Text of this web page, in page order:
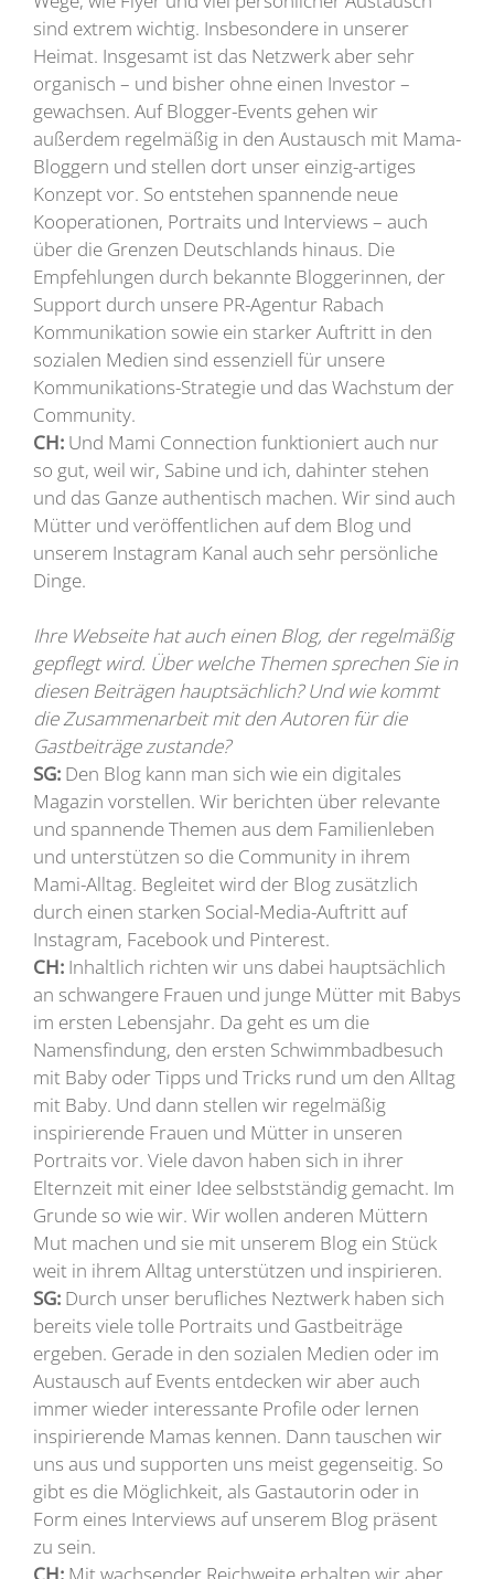
sind extrem wichtig. Insbesondere in unserer
Heimat. Insgesamt ist das Netzwerk aber sehr
organisch – und bisher ohne einen Investor –
gewachsen. Auf Blogger-Events gehen wir
außerdem regelmäßig in den Austausch mit Mama-
Bloggern und stellen dort unser einzig-artiges
Konzept vor. So entstehen spannende neue
Kooperationen, Portraits und Interviews – auch
über die Grenzen Deutschlands hinaus. Die
Empfehlungen durch bekannte Bloggerinnen, der
Support durch unsere PR-Agentur Rabach
Kommunikation sowie ein starker Auftritt in den
sozialen Medien sind essenziell für unsere
Kommunikations-Strategie und das Wachstum der
Community.
CH: Und Mami Connection funktioniert auch nur
so gut, weil wir, Sabine und ich, dahinter stehen
und das Ganze authentisch machen. Wir sind auch
Mütter und veröffentlichen auf dem Blog und
unserem Instagram Kanal auch sehr persönliche
Dinge.
Ihre Webseite hat auch einen Blog, der regelmäßig
gepflegt wird. Über welche Themen sprechen Sie in
diesen Beiträgen hauptsächlich? Und wie kommt
die Zusammenarbeit mit den Autoren für die
Gastbeiträge zustande?
SG: Den Blog kann man sich wie ein digitales
Magazin vorstellen. Wir berichten über relevante
und spannende Themen aus dem Familienleben
und unterstützen so die Community in ihrem
Mami-Alltag. Begleitet wird der Blog zusätzlich
durch einen starken Social-Media-Auftritt auf
Instagram, Facebook und Pinterest.
CH: Inhaltlich richten wir uns dabei hauptsächlich
an schwangere Frauen und junge Mütter mit Babys
im ersten Lebensjahr. Da geht es um die
Namensfindung, den ersten Schwimmbadbesuch
mit Baby oder Tipps und Tricks rund um den Alltag
mit Baby. Und dann stellen wir regelmäßig
inspirierende Frauen und Mütter in unseren
Portraits vor. Viele davon haben sich in ihrer
Elternzeit mit einer Idee selbstständig gemacht. Im
Grunde so wie wir. Wir wollen anderen Müttern
Mut machen und sie mit unserem Blog ein Stück
weit in ihrem Alltag unterstützen und inspirieren.
SG: Durch unser berufliches Neztwerk haben sich
bereits viele tolle Portraits und Gastbeiträge
ergeben. Gerade in den sozialen Medien oder im
Austausch auf Events entdecken wir aber auch
immer wieder interessante Profile oder lernen
inspirierende Mamas kennen. Dann tauschen wir
uns aus und supporten uns meist gegenseitig. So
gibt es die Möglichkeit, als Gastautorin oder in
Form eines Interviews auf unserem Blog präsent
zu sein.